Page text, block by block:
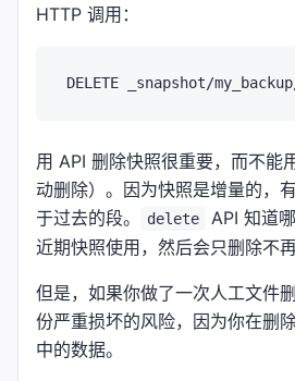
HTTP 调用：
用 API 删除快照很重要，而不能
动删除）。因为快照是增量的，
于过去的段。
delete
API 知道
近期快照使用，然后会只删除不
但是，如果你做了一次人工文件
份严重损坏的风险，因为你在删
中的数据。